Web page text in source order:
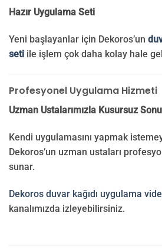
Hazır Uygulama Seti
Yeni başlayanlar için Dekoros’un
seti ile işlem çok daha kolay hale
Profesyonel Uygulama Hizmeti
Uzman Ustalarımızla Kusursuz
Kendi uygulamasını yapmak
Dekoros’un uzman ustaları
sunar.
Dekoros duvar kağıdı uygulama
kanalımızda izleyebilirsiniz.